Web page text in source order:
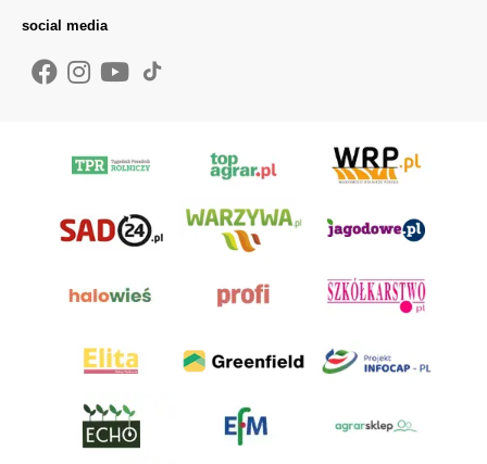
social media